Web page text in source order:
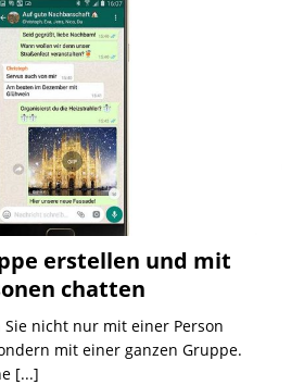
erstellen und mit
chatten
nicht nur mit einer Person
mit einer ganzen Gruppe.
[...]